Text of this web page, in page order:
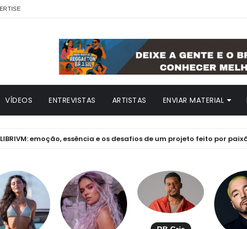
VÍDEOS ENTREVISTAS ARTISTAS ENVIAR MATERIAL
essência e os desafios de um projeto feito por paixão sem